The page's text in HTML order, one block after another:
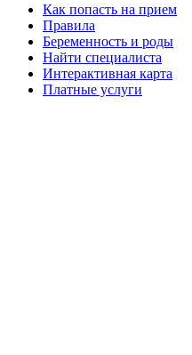
Как попасть на прием
Правила
Беременность и роды
Найти специалиста
Интерактивная карта
Платные услуги